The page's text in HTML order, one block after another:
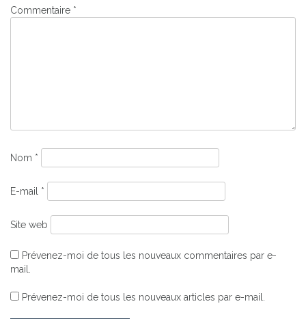
Commentaire *
Nom *
E-mail *
Site web
Prévenez-moi de tous les nouveaux commentaires par e-
mail.
Prévenez-moi de tous les nouveaux articles par e-mail.